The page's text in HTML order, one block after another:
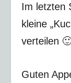
Im letzten
kleine
verteilen
Guten